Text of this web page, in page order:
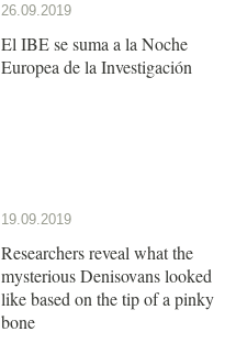
26.09.2019
El IBE se suma a la Noche
Europea de la Investigación
19.09.2019
Researchers reveal what the
mysterious Denisovans looked
like based on the tip of a pinky
bone